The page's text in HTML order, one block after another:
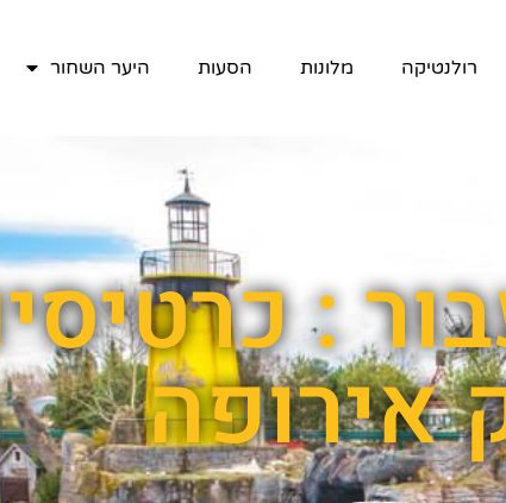
רולנטיקה מלונות הסעות היער השחור
:
אירופה